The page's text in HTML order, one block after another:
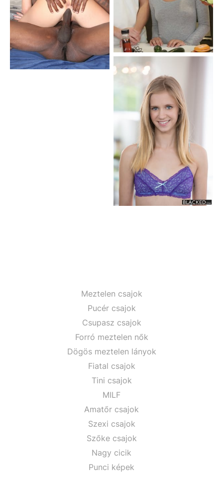
Meztelen csajok
Pucér csajok
Csupasz csajok
Forró meztelen nők
Dögös meztelen lányok
Fiatal csajok
Tini csajok
MILF
Amatőr csajok
Szexi csajok
Szőke csajok
Nagy cicik
Punci képek